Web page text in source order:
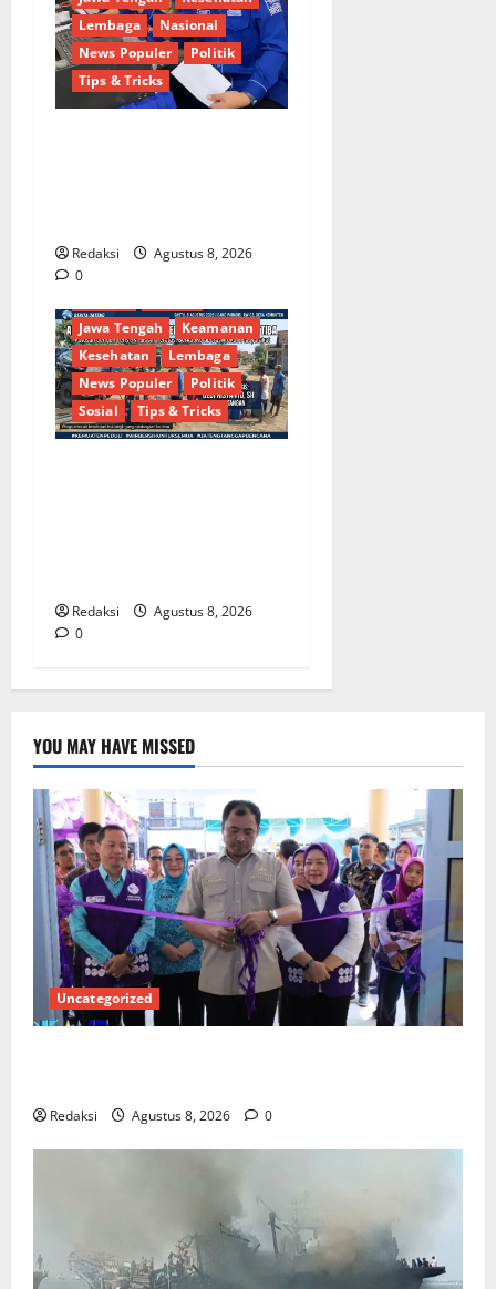
Lembaga
Nasional
News Populer
Politik
Tips & Tricks
Redaksi
Agustus 8, 2026
0Berita Terkini
Jawa Tengah
Keamanan
Kesehatan
Lembaga
News Populer
Politik
Sosial
Tips & Tricks
Redaksi
Agustus 8, 2026
0
YOU MAY HAVE MISSED
Uncategorized
Redaksi Agustus 8, 2026 0